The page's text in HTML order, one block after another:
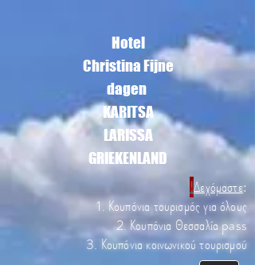
Hotel
Christina Fijne
dagen
KARITSA
LARISSA
GRIEKENLAND
!Δεχόμαστε:
1. Κουπόνια τουρισμός για όλους
2. Κουπόνια Θεσσαλία pass
3. Κουπόνια κοινωνικού τουρισμού